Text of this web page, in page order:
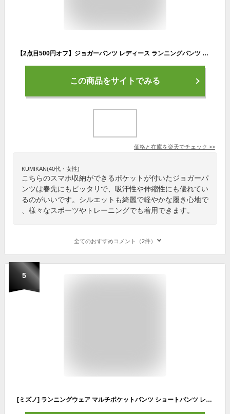
【2点目500円オフ】ジョガーパンツ レディース ランニングパンツ スマホ収納 ポケット ヨガパンツ スポーツウェア 春 冬 ロングパンツ ジムウェア ヨガウェア トレーニングウェア フィットネスウェア ランニングウェア
この商品をサイトでみる
価格と在庫を楽天でチェック >>
KUMIKAN(40代・女性)
こちらのスマホ収納ができるポケットが付いたジョガーパ
ンツは春先にもピッタリで、吸汗性や伸縮性にも優れてい
るのがいいです。シルエットも綺麗で軽やかな履き心地で
、様々なスポーツやトレーニングでも着用できます。
全てのおすすめコメント（2件）
5
[ミズノ] ランニングウェア マルチポケットパンツ ショートパンツ レディース 360度ポケット 収納 J2MB8710 ブラック/ブラック M